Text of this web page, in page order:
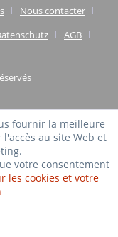
Nous contacter
AGB
fournir la meilleure
au site Web et
votre consentement
les cookies et votre